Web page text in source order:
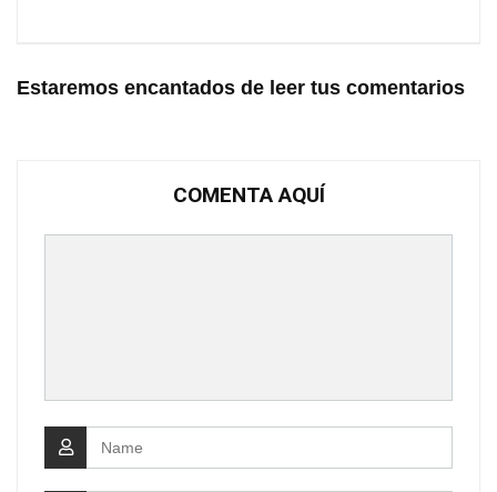
Estaremos encantados de leer tus comentarios
COMENTA AQUÍ